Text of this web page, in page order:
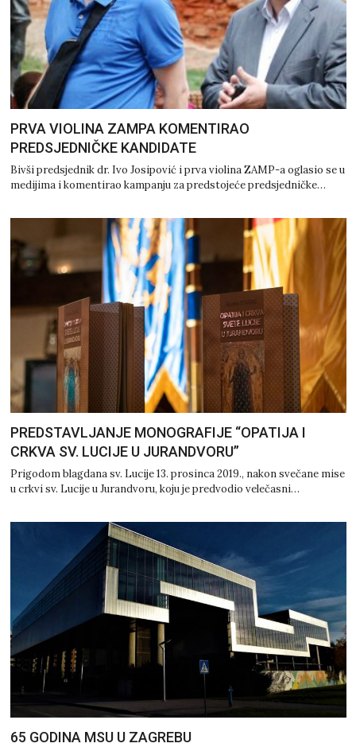
PRVA VIOLINA ZAMPA KOMENTIRAO
PREDSJEDNIČKE KANDIDATE
Bivši predsjednik dr. Ivo Josipović i prva violina ZAMP-a oglasio se u
medijima i komentirao kampanju za predstojeće predsjedničke…
PREDSTAVLJANJE MONOGRAFIJE “OPATIJA I
CRKVA SV. LUCIJE U JURANDVORU”
Prigodom blagdana sv. Lucije 13. prosinca 2019., nakon svečane mise
u crkvi sv. Lucije u Jurandvoru, koju je predvodio velečasni…
65 GODINA MSU U ZAGREBU